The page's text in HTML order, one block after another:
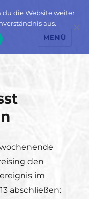
MENÜ
den
im
abschließen:
du die Website weiter
aus.